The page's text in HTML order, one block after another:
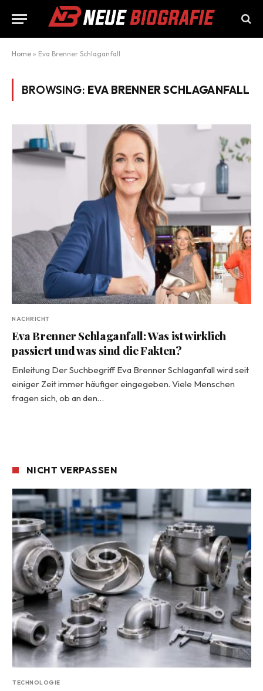
Home » Eva Brenner Schlaganfall
BROWSING: EVA BRENNER SCHLAGANFALL
NACHRICHT
Eva Brenner Schlaganfall: Was ist wirklich
passiert und was sind die Fakten?
Einleitung Der Suchbegriff Eva Brenner Schlaganfall wird seit
einiger Zeit immer häufiger eingegeben. Viele Menschen
fragen sich, ob an den…
NICHT VERPASSEN
TECHNOLOGIE